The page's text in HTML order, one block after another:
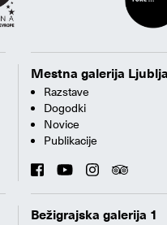
Mestna galerija
Razstave
Dogodki
Novice
Publikacije
Bežigrajska galerija 1